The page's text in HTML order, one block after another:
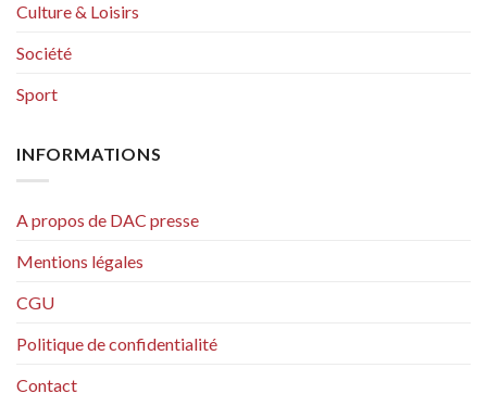
Culture & Loisirs
Société
Sport
INFORMATIONS
A propos de DAC presse
Mentions légales
CGU
Politique de confidentialité
Contact